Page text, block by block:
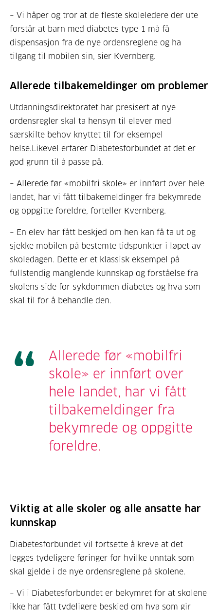
– Vi håper og tror at de fleste skoleledere der ute
forstår at barn med diabetes type 1 må få
dispensasjon fra de nye ordensreglene og ha
tilgang til mobilen sin, sier Kvernberg.
Allerede tilbakemeldinger om problemer
Utdanningsdirektoratet har presisert at nye
ordensregler skal ta hensyn til elever med
særskilte behov knyttet til for eksempel
helse.Likevel erfarer Diabetesforbundet at det er
god grunn til å passe på.
– Allerede før «mobilfri skole» er innført over hele
landet, har vi fått tilbakemeldinger fra bekymrede
og oppgitte foreldre, forteller Kvernberg.
– En elev har fått beskjed om hen kan få ta ut og
sjekke mobilen på bestemte tidspunkter i løpet av
skoledagen. Dette er et klassisk eksempel på
fullstendig manglende kunnskap og forståelse fra
skolens side for sykdommen diabetes og hva som
skal til for å behandle den.
Allerede før «mobilfri
skole» er innført over
hele landet, har vi fått
tilbakemeldinger fra
bekymrede og oppgitte
foreldre.
Viktig at alle skoler og alle ansatte har
kunnskap
Diabetesforbundet vil fortsette å kreve at det
legges tydeligere føringer for hvilke unntak som
skal gjelde i de nye ordensreglene på skolene.
– Vi i Diabetesforbundet er bekymret for at skolene
ikke har fått tydeligere beskjed om hva som gir